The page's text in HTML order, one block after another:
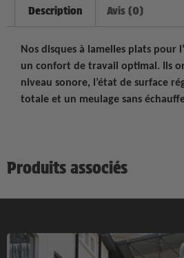
Description Avis (0)
Nos disques à lamelles plats pour
un confort de travail optimal. Ils
niveau sonore, l’état de surface
totale et un meulage sans
Produits associés